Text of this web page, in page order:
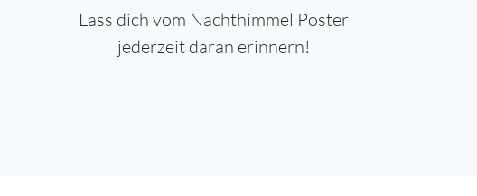
Lass dich vom Nachthimmel Poster
jederzeit daran erinnern!